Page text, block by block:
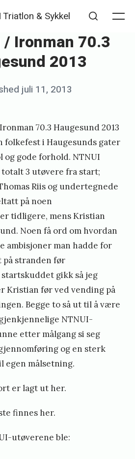
Triatlon & Sykkel
Ironman 70.3
2013
juli 11, 2013
K
j
e
t
i
S
t
i
n
s
t
ø
70.3 Haugesund 2013
folkefest i Haugesunds gater
og gode forhold. NTNUI
3 utøvere fra start;
Riis og undertegnede
på noen
tidligere, mens Kristian
Noen få ord om hvordan
ambisjoner man hadde for
på stranden før
gikk så jeg
Kristian før ved vending på
Begge to så ut til å være
NTNUI-
etter målgang si seg
og en sterk
målsetning.
er lagt uther.
finnesher.
utøverene ble: